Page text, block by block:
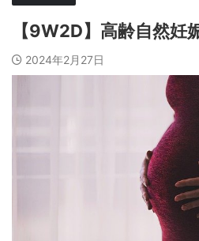
【9W2D】高齢自然
2024年2月27日